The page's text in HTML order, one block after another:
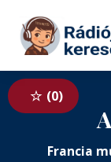
Tovább a
0
Francia